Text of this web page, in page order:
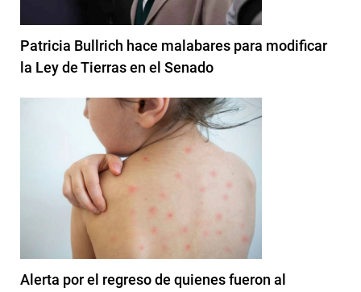
Patricia Bullrich hace malabares para modificar
la Ley de Tierras en el Senado
Alerta por el regreso de quienes fueron al